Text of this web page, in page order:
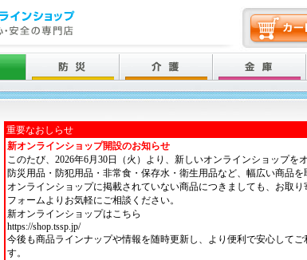
重要なおしらせ
新オンラインショップ開設のお知らせ
このたび、2026年6月30日（火）より、新しいオンラインショップを
防災用品・防犯用品・非常食・保存水・衛生用品など、幅広い商品を
オンラインショップに掲載されていない商品につきましても、お取
フォームよりお気軽にご相談ください。
新オンラインショップはこちら
https://shop.tssp.jp/
今後も商品ラインナップや情報を随時更新し、より便利で安心して
す。